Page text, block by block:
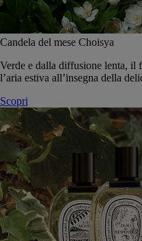
Candela del mese Choisya
Verde e dalla diffusione lenta, il
l’aria estiva all’insegna della
Scopri